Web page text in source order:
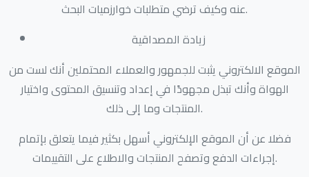
عنه وكيف ترضي متطلبات خوارزميات البحث.
زيادة المصداقية
الموقع الالكتروني يثبت للجمهور والعملاء المحتملين أنك لست من
الهواة وأنك تبذل مجهودًا في إعداد وتنسيق المحتوى واختيار
المنتجات وما إلى ذلك.
فضلا عن أن الموقع الإلكتروني أسهل بكثير فيما يتعلق بإتمام
إجراءات الدفع وتصفح المنتجات والاطلاع على التقييمات.